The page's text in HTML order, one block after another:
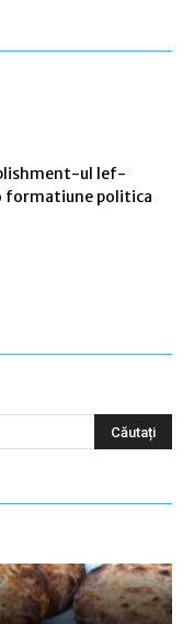
ul lef-
formatiune politica